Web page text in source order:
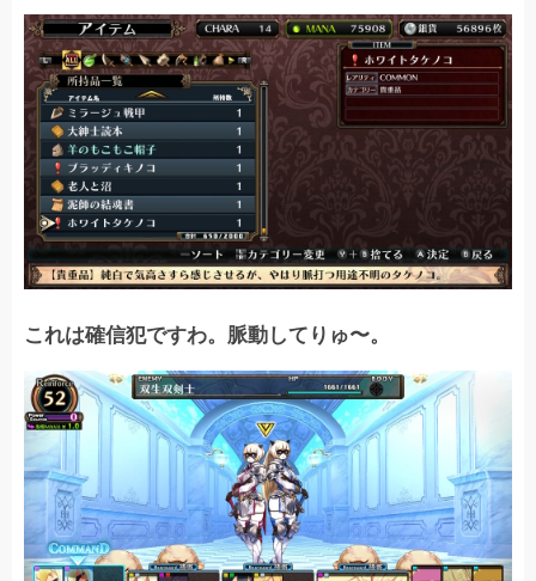
これは確信犯ですわ。脈動してりゅ〜。